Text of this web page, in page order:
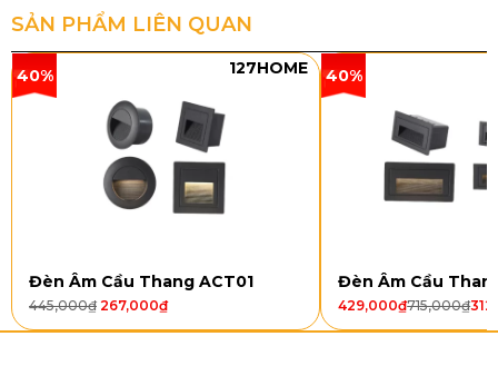
Thông tin sản phẩm
DC9188T12 DC9188T8
D7 5 0 x
H720
D750 x
H600
bóng
SẢN PHẨM LIÊN QUAN
40% 127HOME
Đèn Âm Cầu Thang ACT01
445,000₫ 267,000₫
40%
Đèn Âm Cầu
715,000₫
429,000₫